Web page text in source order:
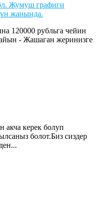
Жумуш графиги
жанында.
120000 рубльга чейин
- Жашаган жеринизге
акча керек болуп
болот.Биз сиздер